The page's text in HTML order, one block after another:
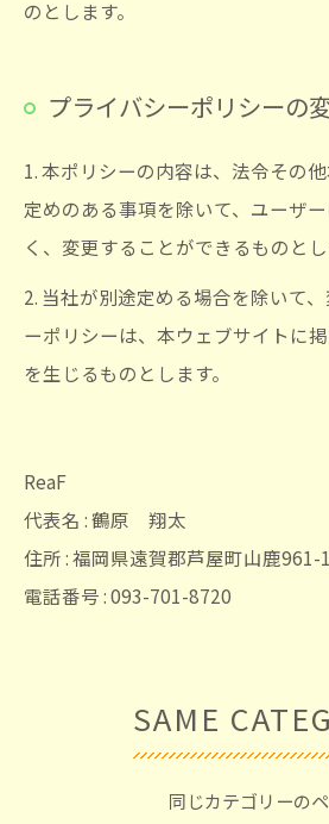
のとします。
プライバシーポリシーの
1. 本ポリシーの内容は、法令その
定めのある事項を除いて、ユーザ
く、変更することができるものとし
2. 当社が別途定める場合を除いて
ーポリシーは、本ウェブサイトに
を生じるものとします。
ReaF
代表名 : 鶴原 翔太
住所 : 福岡県遠賀郡芦屋町山鹿961-1
電話番号 : 093-701-8720
同じカテゴリーの
SAME